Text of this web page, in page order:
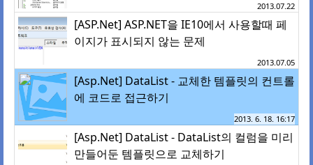
2013.07.22
[ASP.Net] ASP.NET을 IE10에서 사용할때 페
이지가 표시되지 않는 문제
2013.07.05
[Asp.Net] DataList - 교체한 템플릿의 컨트롤
에 코드로 접근하기
2013. 6. 18. 16:17
[Asp.Net] DataList - DataList의 컬럼을 미리
만들어둔 템플릿으로 교체하기